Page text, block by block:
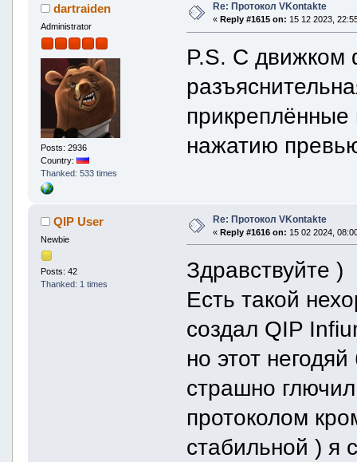
dartraiden
Administrator
Posts: 2936
Country:
Thanked: 533 times
Re: Протокол VKontakte
« Reply #1615 on: 15 12 2023,
P.S. С движком
нажатию
QIP User
Newbie
Posts: 42
Thanked: 1 times
Re: Протокол VKontakte
« Reply #1616 on: 15 02 2024,
Здравствуйте )
Есть такой
создал QIP
но этот
страшно
протоколом
стабильной ) я